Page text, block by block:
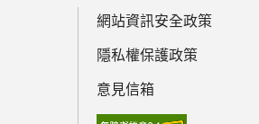
網站資訊安全政策
隱私權保護政策
意見信箱